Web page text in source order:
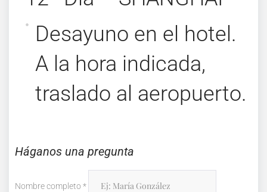
Desayuno en el hotel.
A la hora indicada,
traslado al aeropuerto.
Háganos una pregunta
Nombre completo *